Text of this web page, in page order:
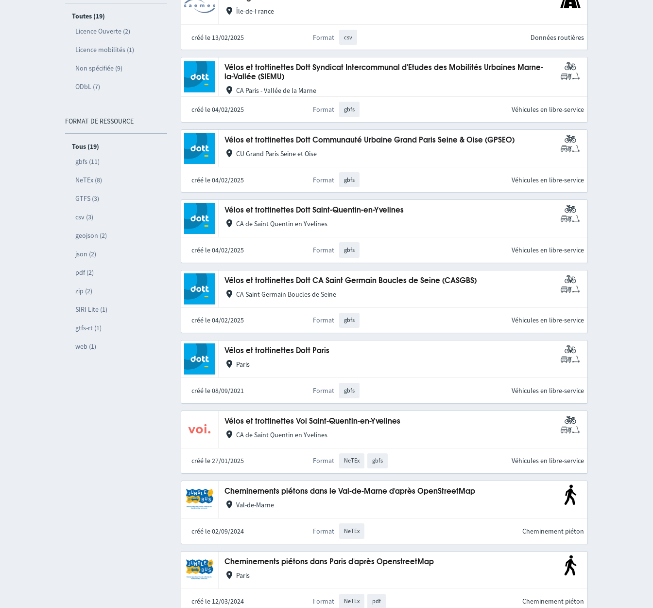
Toutes (19)
Licence Ouverte (2)
Licence mobilités (1)
Non spécifiée (9)
ODbL (7)
FORMAT DE RESSOURCE
Tous (19)
gbfs (11)
NeTEx (8)
GTFS (3)
csv (3)
geojson (2)
json (2)
pdf (2)
zip (2)
SIRI Lite (1)
gtfs-rt (1)
web (1)
Île-de-France
créé le 13/02/2025 Format csv Données routières
Vélos et trottinettes Dott Syndicat Intercommunal d'Etudes des Mobilités Urbaines Marne-
la-Vallée (SIEMU)
CA Paris - Vallée de la Marne
créé le 04/02/2025 Format gbfs Véhicules en libre-service
Vélos et trottinettes Dott Communauté Urbaine Grand Paris Seine & Oise (GPSEO)
CU Grand Paris Seine et Oise
créé le 04/02/2025 Format gbfs Véhicules en libre-service
Vélos et trottinettes Dott Saint-Quentin-en-Yvelines
CA de Saint Quentin en Yvelines
créé le 04/02/2025 Format gbfs Véhicules en libre-service
Vélos et trottinettes Dott CA Saint Germain Boucles de Seine (CASGBS)
CA Saint Germain Boucles de Seine
créé le 04/02/2025 Format gbfs Véhicules en libre-service
Vélos et trottinettes Dott Paris
Paris
créé le 08/09/2021 Format gbfs Véhicules en libre-service
Vélos et trottinettes Voi Saint-Quentin-en-Yvelines
CA de Saint Quentin en Yvelines
créé le 27/01/2025 Format NeTEx gbfs Véhicules en libre-service
Cheminements piétons dans le Val-de-Marne d'après OpenStreetMap
Val-de-Marne
créé le 02/09/2024 Format NeTEx Cheminement piéton
Cheminements piétons dans Paris d'après OpenstreetMap
Paris
créé le 12/03/2024 Format NeTEx pdf Cheminement piéton